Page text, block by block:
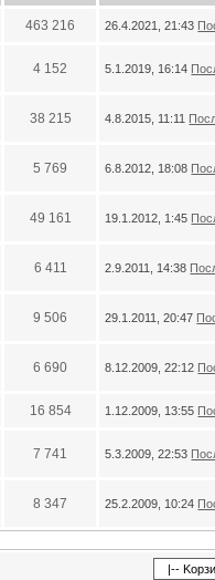
463 216 26.4.2021, 21:43
4 152 5.1.2019, 16:14
38 215 4.8.2015, 11:11
5 769 6.8.2012, 18:08
49 161 19.1.2012, 1:45
6 411 2.9.2011, 14:38
9 506 29.1.2011, 20:47
6 690 8.12.2009, 22:12
16 854 1.12.2009, 13:55
7 741 5.3.2009, 22:53
8 347 25.2.2009, 10:24